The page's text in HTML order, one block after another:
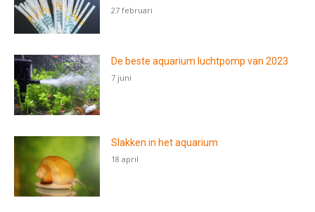
27 februari
De beste aquarium luchtpomp van 2023
7 juni
Slakken in het aquarium
18 april